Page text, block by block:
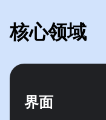
核心领域
界面